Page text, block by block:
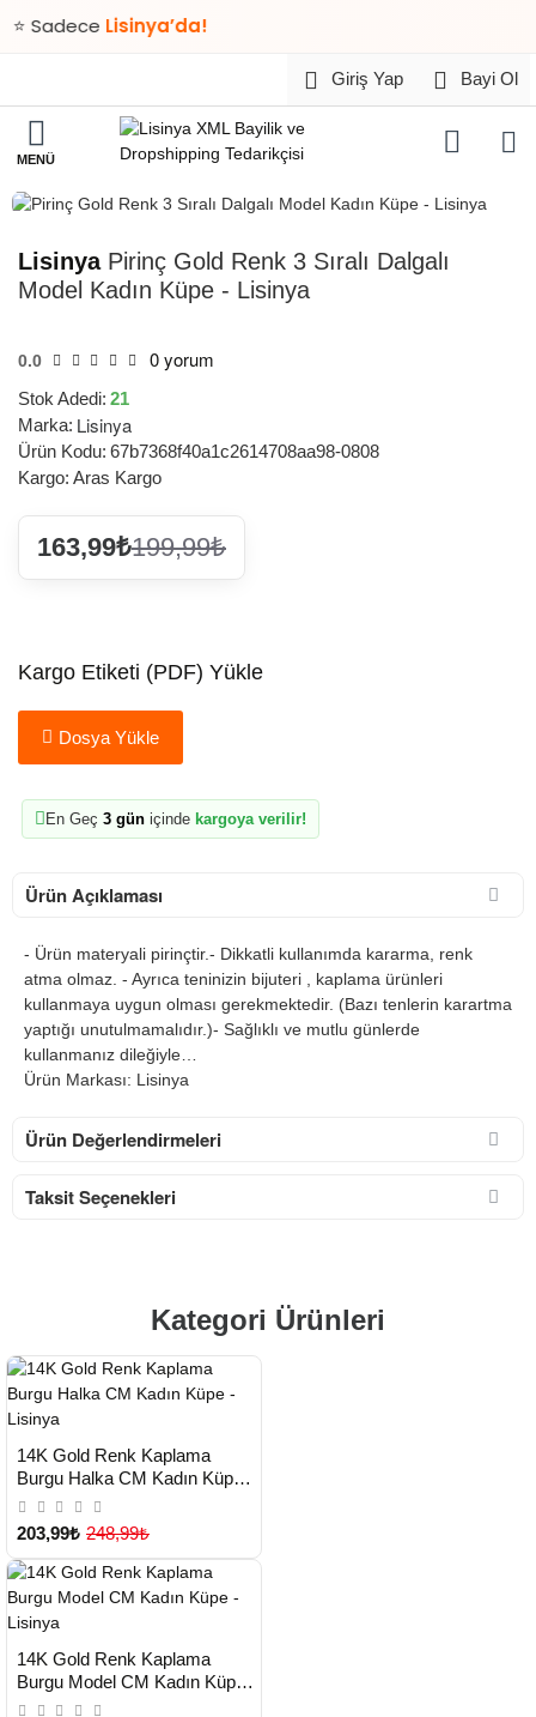
Lisinya’da!
Giriş Yap Bayi Ol
LisinyaPirinç Gold Renk 3 Sıralı Dalgalı
Model Kadın Küpe - Lisinya
0.0 0 yorum
Stok Adedi: 21
Marka: Lisinya
Ürün Kodu: 67b7368f40a1c2614708aa98-0808
Kargo: Aras Kargo
163,99₺199,99₺
Kargo Etiketi (PDF) Yükle
Dosya Yükle
En Geç 3 gün içinde kargoya verilir!
Ürün Açıklaması
- Ürün materyali pirinçtir.- Dikkatli kullanımda kararma, renk
atma olmaz. - Ayrıca teninizin bijuteri , kaplama ürünleri
kullanmaya uygun olması gerekmektedir. (Bazı tenlerin karartma
yaptığı unutulmamalıdır.)- Sağlıklı ve mutlu günlerde
kullanmanız dileğiyle…
Ürün Markası: Lisinya
Ürün Değerlendirmeleri
Taksit Seçenekleri
Kategori Ürünleri
TESLİMAT
14K Gold Renk Kaplama
Burgu Halka CM Kadın Küpe -
Lisinya
203,99₺ 248,99₺
TESLİMAT
14K Gold Renk Kaplama
Burgu Model CM Kadın Küpe -
Lisinya